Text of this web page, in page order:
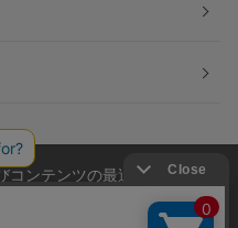
ンテンツの最適な提供、ト
を使用しています。
の利用に同意したことも